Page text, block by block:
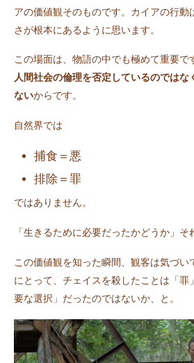
アの価値観そのものです。カイアの行動
さが根本にあるように思います。
この場面は、物語の中でも極めて重要で
人間社会の倫理を否定しているのではな
ないからです。
自然界では
捕食＝悪
排除＝罪
ではありません。
「生きるために必要だったかどうか」そ
この価値観を知った瞬間、観客は気づ
にとって、チェイスを殺したことは「罪
要な選択」だったのではないか、と。